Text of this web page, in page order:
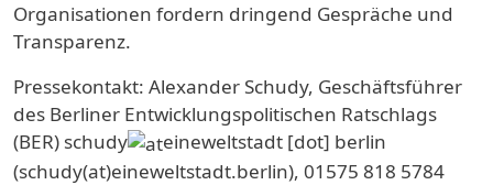
Organisationen fordern dringend Gespräche und
Transparenz.
Pressekontakt: Alexander Schudy, Geschäftsführer
des Berliner Entwicklungspolitischen Ratschlags
(BER) schudy eineweltstadt [dot] berlin
(schudy(at)eineweltstadt.berlin), 01575 818 5784